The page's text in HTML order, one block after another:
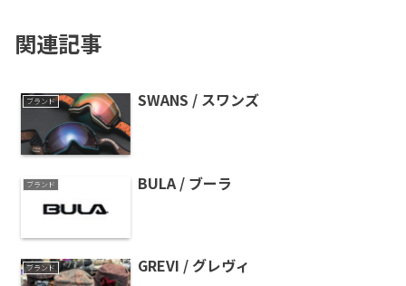
関連記事
ブランド SWANS / スワンズ
ブランド BULA / ブーラ
ブランド GREVI / グレヴィ